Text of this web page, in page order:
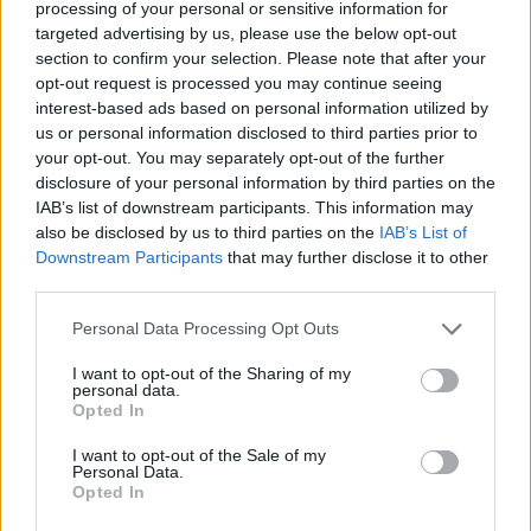
processing of your personal or sensitive information for
targeted advertising by us, please use the below opt-out
section to confirm your selection. Please note that after your
opt-out request is processed you may continue seeing
interest-based ads based on personal information utilized by
us or personal information disclosed to third parties prior to
your opt-out. You may separately opt-out of the further
disclosure of your personal information by third parties on the
IAB’s list of downstream participants. This information may
also be disclosed by us to third parties on the IAB’s List of
Downstream Participants that may further disclose it to other
Please note that this website/app uses one or more Google
not limited to your visit or usage behaviour. You may click to
grant or deny consent to Google and its third-party tags to
use your data for below specified purposes in below Google
consent section.
Personal Data Processing Opt Outs
I want to opt-out of the Sharing of my
personal data.
Opted In
I want to opt-out of the Sale of my
Personal Data.
Opted In
Hét év szerencse vár, ha kedvelés és a „sok szerencsét”
beírása után gördítesz lejjebb!
Oszd meg ezt a posztot:
WhatsappReddit Share
via
Email
ELŐZŐ POSZT